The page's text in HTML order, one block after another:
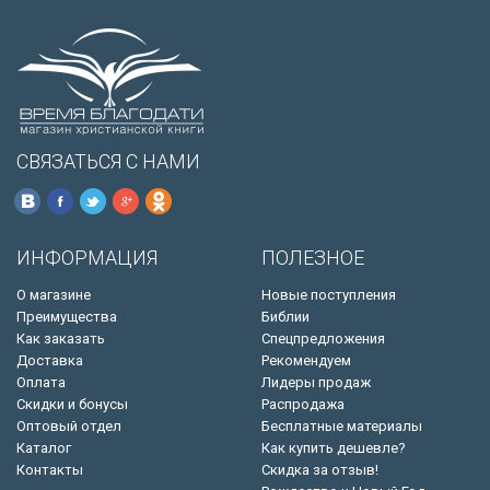
СВЯЗАТЬСЯ С НАМИ
ИНФОРМАЦИЯ
О магазине
Преимущества
Как заказать
Доставка
Оплата
Скидки и бонусы
Оптовый отдел
Каталог
Контакты
ПОЛЕЗНОЕ
Новые поступления
Библии
Спецпредложения
Рекомендуем
Лидеры продаж
Распродажа
Бесплатные материалы
Как купить дешевле?
Скидка за отзыв!